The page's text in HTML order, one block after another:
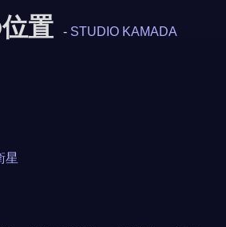
置 - STUDIO KAMADA
星